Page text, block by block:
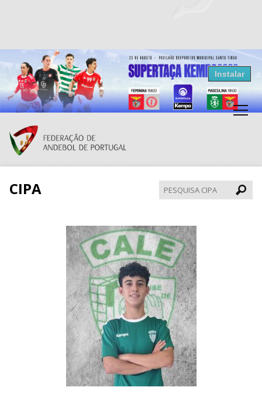
Resultados Andebol
Federação de Andebol de Portugal
Grátis - Disponivel na Play Store
Instalar
CIPA
CIPA